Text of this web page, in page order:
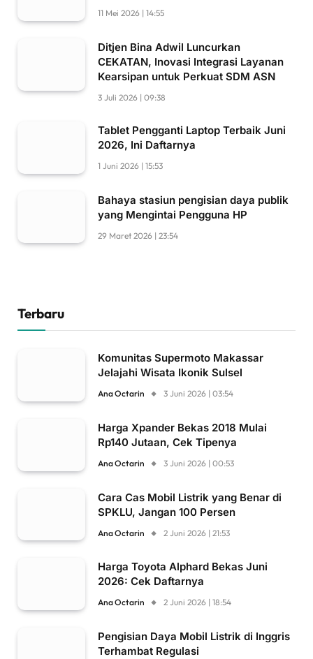
11 Mei 2026 | 14:55
Ditjen Bina Adwil Luncurkan
CEKATAN, Inovasi Integrasi Layanan
Kearsipan untuk Perkuat SDM ASN
3 Juli 2026 | 09:38
Tablet Pengganti Laptop Terbaik Juni
2026, Ini Daftarnya
1 Juni 2026 | 15:53
Bahaya stasiun pengisian daya publik
yang Mengintai Pengguna HP
29 Maret 2026 | 23:54
Terbaru
Komunitas Supermoto Makassar
Jelajahi Wisata Ikonik Sulsel
Ana Octarin 3 Juni 2026 | 03:54
Harga Xpander Bekas 2018 Mulai
Rp140 Jutaan, Cek Tipenya
Ana Octarin 3 Juni 2026 | 00:53
Cara Cas Mobil Listrik yang Benar di
SPKLU, Jangan 100 Persen
Ana Octarin 2 Juni 2026 | 21:53
Harga Toyota Alphard Bekas Juni
2026: Cek Daftarnya
Ana Octarin 2 Juni 2026 | 18:54
Pengisian Daya Mobil Listrik di Inggris
Terhambat Regulasi